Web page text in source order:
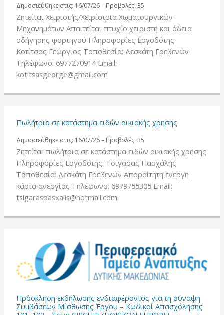
Δημοσιεύθηκε στις: 16/07/26 – Προβολές: 35
Ζητείται Χειριστής/Χειρίστρια Χωματουργικών
Μηχανημάτων Απαιτείται πτυχίο χειριστή και άδεια
οδήγησης φορτηγού Πληροφορίες Εργοδότης:
Κοτίτσας Γεώργιος Τοποθεσία: Δεσκάτη Γρεβενών
Τηλέφωνο: 6977270914 Email:
kotitsasgeorge@gmail.com
Πωλήτρια σε κατάστημα ειδών οικιακής χρήσης
Δημοσιεύθηκε στις: 16/07/26 – Προβολές: 35
Ζητείται πωλήτρια σε κατάστημα ειδών οικιακής χρήσης
Πληροφορίες Εργοδότης: Τσιγαρας Πασχάλης
Τοποθεσία: Δεσκάτη Γρεβενών Απαραίτητη ενεργή
κάρτα ανεργίας Τηλέφωνο: 6979755305 Email:
tsigaraspasxalis@hotmail.com
Πρόσκληση εκδήλωσης ενδιαφέροντος για τη σύναψη
Συμβάσεων Μίσθωσης Έργου – Κωδικοί Απασχόλησης